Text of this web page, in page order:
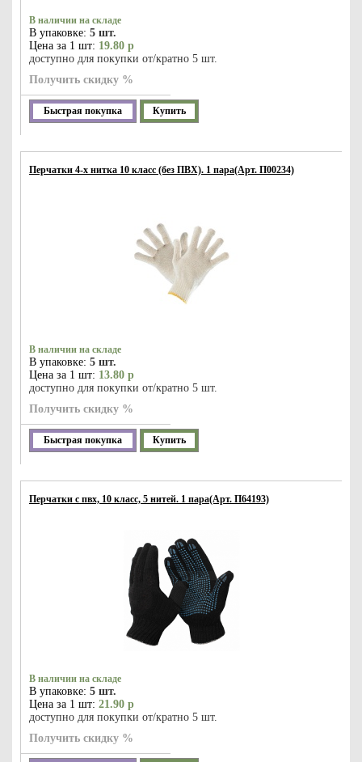
В наличии на складе
В упаковке: 5 шт.
Цена за 1 шт: 19.80 р
доступно для покупки от/кратно 5 шт.
Получить скидку %
Быстрая покупка Купить
Перчатки 4-х нитка 10 класс (без ПВХ). 1 пара(Арт. П00234)
В наличии на складе
В упаковке: 5 шт.
Цена за 1 шт: 13.80 р
доступно для покупки от/кратно 5 шт.
Получить скидку %
Быстрая покупка Купить
Перчатки с пвх, 10 класс, 5 нитей. 1 пара(Арт. П64193)
В наличии на складе
В упаковке: 5 шт.
Цена за 1 шт: 21.90 р
доступно для покупки от/кратно 5 шт.
Получить скидку %